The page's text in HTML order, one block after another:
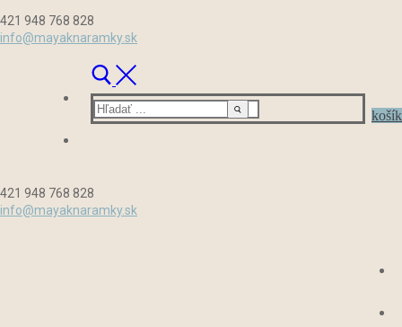
na
421 948 768 828
info@mayaknaramky.sk
Hľadať:
košík
421 948 768 828
info@mayaknaramky.sk